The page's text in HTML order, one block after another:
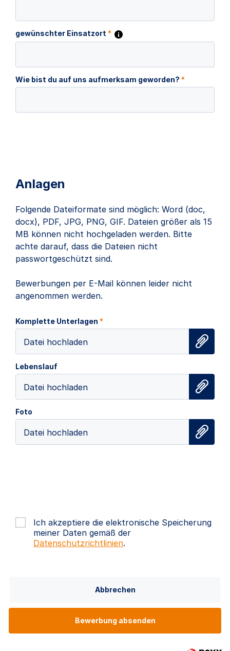
gewünschter Einsatzort *
Wie bist du auf uns aufmerksam geworden? *
Anlagen
Folgende Dateiformate sind möglich: Word (doc,
docx), PDF, JPG, PNG, GIF. Dateien größer als 15
MB können nicht hochgeladen werden. Bitte
achte darauf, dass die Dateien nicht
passwortgeschützt sind.
Bewerbungen per E-Mail können leider nicht
angenommen werden.
Komplette Unterlagen *
Datei hochladen
Lebenslauf
Datei hochladen
Foto
Datei hochladen
Ich akzeptiere die elektronische Speicherung
meiner Daten gemäß der
Datenschutzrichtlinien.
Abbrechen
Bewerbung absenden